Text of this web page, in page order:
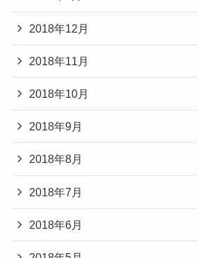
2018年12月
2018年11月
2018年10月
2018年9月
2018年8月
2018年7月
2018年6月